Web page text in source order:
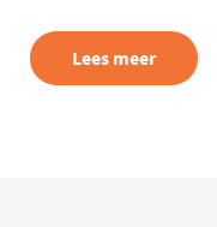
Lees meer